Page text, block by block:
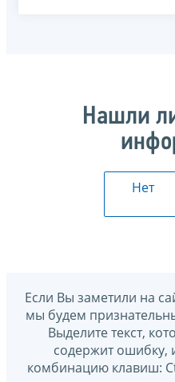
Нашли
Нет
Если Вы заметили на
мы будем
Выделите текст,
содержит ошибку,
комбинацию клавиш: